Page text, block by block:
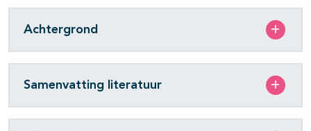
Achtergrond
Samenvatting literatuur